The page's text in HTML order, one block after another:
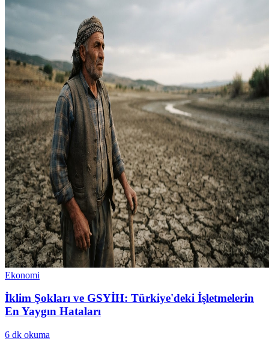
Ekonomi
İklim Şokları ve GSYİH: Türkiye'deki İşletmelerin
En Yaygın Hataları
6 dk okuma